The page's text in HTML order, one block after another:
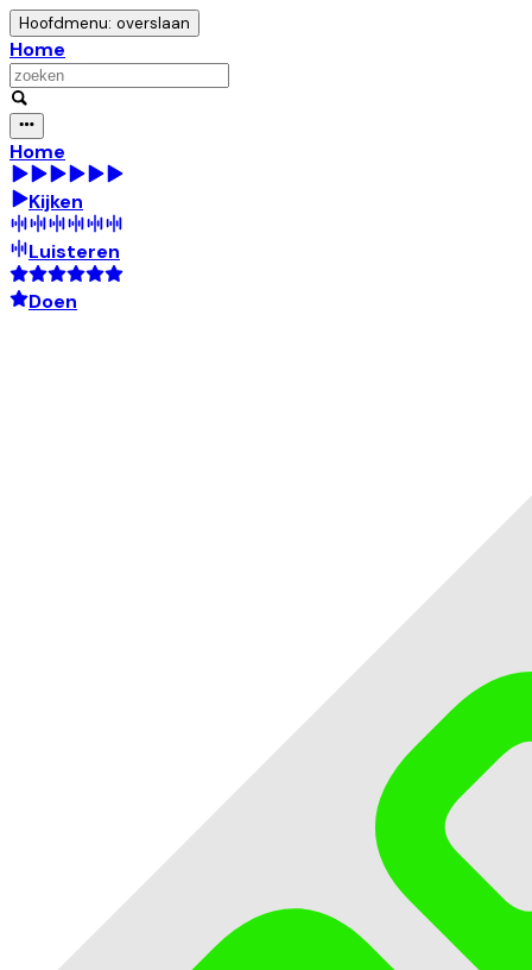
Hoofdmenu: overslaan
Home
Home
Kijken
Luisteren
Doen